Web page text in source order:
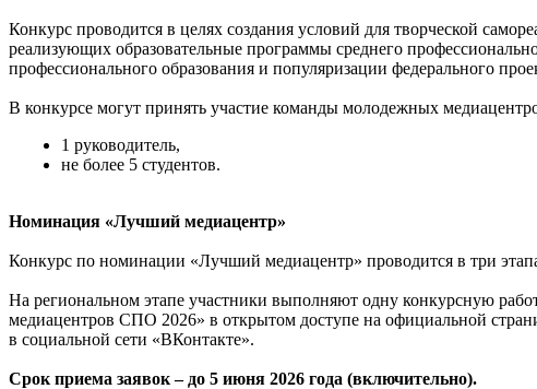
Конкурс проводится в целях создания условий для творческой
реализующих образовательные программы среднего
профессионального образования и популяризации федерального
В конкурсе могут принять участие команды молодежных
1 руководитель,
не более 5 студентов.
Номинация «Лучший медиацентр»
Конкурс по номинации «Лучший медиацентр» проводится в три
На региональном этапе участники выполняют одну конкурсную
медиацентров СПО 2026» в открытом доступе на официальной
в социальной сети «ВКонтакте».
Срок приема заявок – до 5 июня 2026 года (включительно).